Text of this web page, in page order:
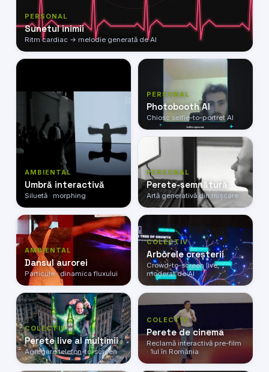
PERSONAL
Sunetul inimii
Ritm cardiac → melodie generată de AI
AMBIENTAL
Umbră interactivă
Siluetă · morphing
PERSONAL
Photobooth AI
Chioșc selfie-to-portret AI
PERSONAL
Perete-semnătură
Artă generativă din mișcare
AMBIENTAL
Dansul aurorei
Particule · dinamica fluxului
COLECTIV
Arborele creșterii
Crowd-to-screen live,
moderat de AI
COLECTIV
Perete live al mulțimii
Agregare telefon-to-screen
COLECTIV
Perete de cinema
Reclamă interactivă pre-film
· 1ul în România